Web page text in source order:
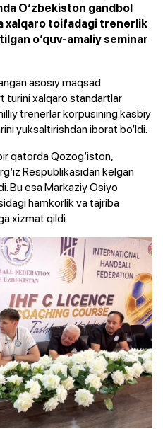
O‘zbekiston gandbol
xalqaro toifadagi trenerlik
o‘quv-amaliy seminar
asosiy maqsad
turini xalqaro standartlar
trenerlar korpusining kasbiy
yuksaltirishdan iborat bo‘ldi.
qatorda Qozog‘iston,
Respublikasidan kelgan
Bu esa Markaziy Osiyo
hamkorlik va tajriba
xizmat qildi.